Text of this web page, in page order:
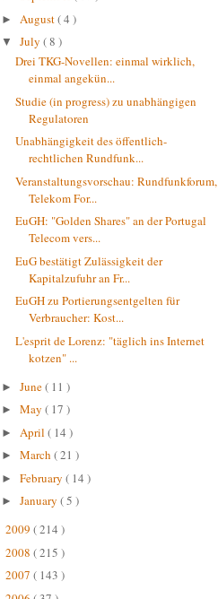
► August( 4 )
▼ July ( 8 )
Drei TKG-Novellen: einmal wirklich,
einmal angekün...
Studie (in progress) zu unabhängigen
Regulatoren
Unabhängigkeit des öffentlich-
rechtlichen Rundfunk...
Veranstaltungsvorschau: Rundfunkforum,
Telekom For...
EuGH: "Golden Shares" an der Portugal
Telecom vers...
EuG bestätigt Zulässigkeit der
Kapitalzufuhr an Fr...
EuGH zu Portierungsentgelten für
Verbraucher: Kost...
L'esprit de Lorenz: "täglich ins Internet
kotzen" ...
► June( 11 )
► May ( 17 )
► April ( 14 )
► March ( 21 )
► February ( 14 )
► January ( 5 )
2009 ( 214 )
2008 ( 215 )
2007 ( 143 )